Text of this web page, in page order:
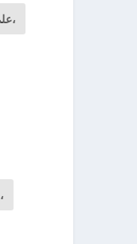
علم الاختصاص،
علم التقديس وأسبابه وأنواعه،